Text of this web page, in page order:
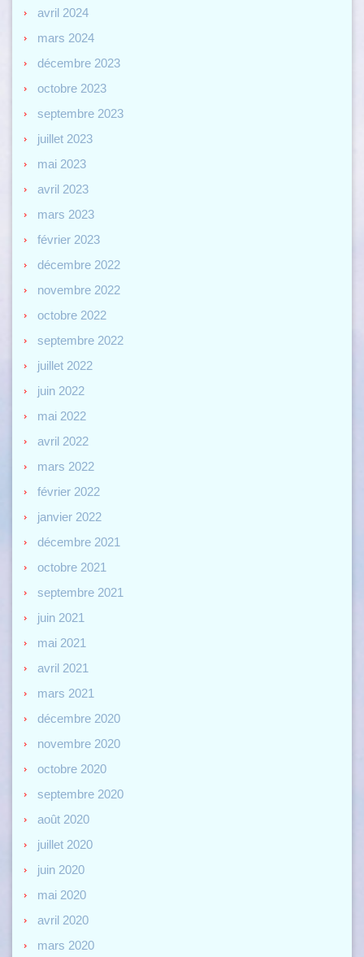
avril 2024
mars 2024
décembre 2023
octobre 2023
septembre 2023
juillet 2023
mai 2023
avril 2023
mars 2023
février 2023
décembre 2022
novembre 2022
octobre 2022
septembre 2022
juillet 2022
juin 2022
mai 2022
avril 2022
mars 2022
février 2022
janvier 2022
décembre 2021
octobre 2021
septembre 2021
juin 2021
mai 2021
avril 2021
mars 2021
décembre 2020
novembre 2020
octobre 2020
septembre 2020
août 2020
juillet 2020
juin 2020
mai 2020
avril 2020
mars 2020